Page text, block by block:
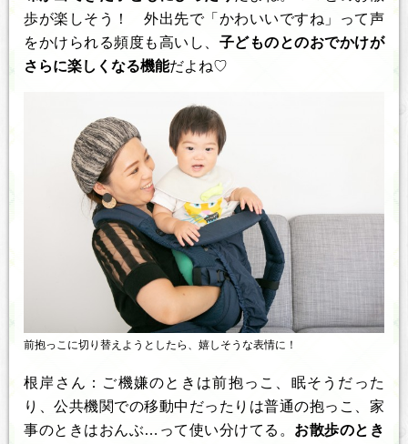
歩が楽しそう！ 外出先で「かわいいですね」って声
をかけられる頻度も高いし、 子どものとのおでかけが
さらに楽しくなる機能だよね♡
前抱っこに切り替えようとしたら、嬉しそうな表情に！
根岸さん：ご機嫌のときは前抱っこ、眠そうだった
り、公共機関での移動中だったりは普通の抱っこ、家
事のときはおんぶ…って使い分けてる。 お散歩のとき